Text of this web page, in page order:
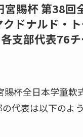
賜杯 第38回
ドナルド・
支部代表76
賜杯全日本学童軟
代表は以下のよ